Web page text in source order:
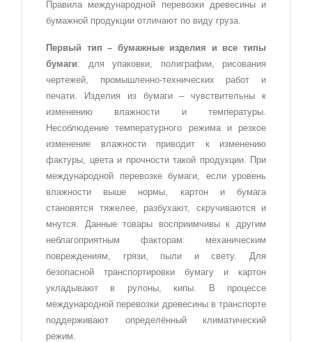
Правила международной перевозки древесины и
бумажной продукции отличают по виду груза.
Первый тип – бумажные изделия и все типы
бумаги: для упаковки, полиграфии, рисования
чертежей, промышленно-технических работ и
печати. Изделия из бумаги – чувствительны к
изменению влажности и температуры.
Несоблюдение температурного режима и резкое
изменение влажности приводит к изменению
фактуры, цвета и прочности такой продукции. При
международной перевозке бумаги, если уровень
влажности выше нормы, картон и бумага
становятся тяжелее, разбухают, скручиваются и
мнутся. Данные товары восприимчивы к другим
неблагоприятным факторам: механическим
повреждениям, грязи, пыли и свету. Для
безопасной транспортировки бумагу и картон
укладывают в рулоны, кипы. В процессе
международной перевозки древесины в транспорте
поддерживают определённый климатический
режим.